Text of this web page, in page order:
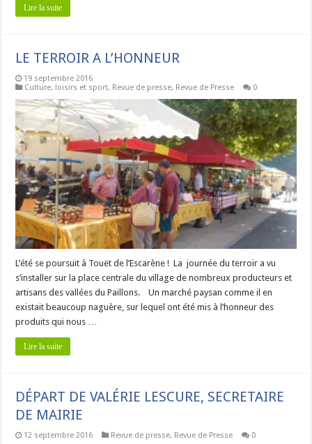
Lire la suite
LE TERROIR A L’HONNEUR
19 septembre 2016
Culture, loisirs et sport, Revue de presse, Revue de Presse 0
L’été se poursuit à Touët de l’Escarène ! La journée du terroir a vu
s’installer sur la place centrale du village de nombreux producteurs et
artisans des vallées du Paillons. Un marché paysan comme il en
existait beaucoup naguère, sur lequel ont été mis à l’honneur des
produits qui nous …
Lire la suite
DÉPART DE VALÉRIE LESCURE, SECRETAIRE
DE MAIRIE
12 septembre 2016 Revue de presse, Revue de Presse 0